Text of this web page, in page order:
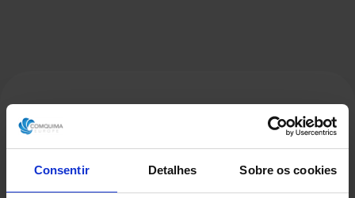
Consentir Detalhes Sobre os cookies
Produtos Relacionados